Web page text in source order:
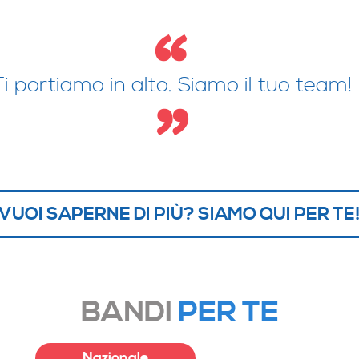
portiamo in alto. Siamo il tuo team!
SAPERNE DI PIÙ? SIAMO QUI PER TE!
BANDI PER TE